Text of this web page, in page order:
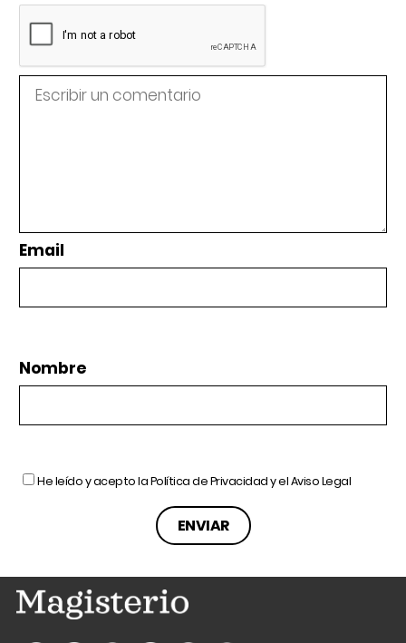
Email
Nombre
He leído y acepto laPolítica de Privacidady elAviso Legal